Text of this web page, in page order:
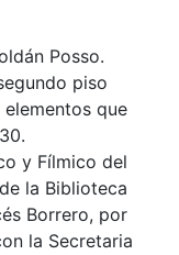
Posso.
piso
que
y Fílmico del
la Biblioteca
Borrero, por
la Secretaria